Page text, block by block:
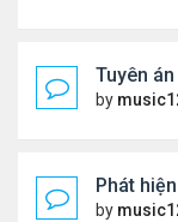
Tuyên
by
Phát
by